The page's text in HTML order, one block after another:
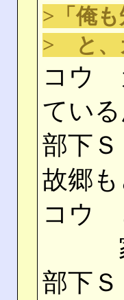
>「俺も
> と、
コウ
ている
部下
故郷
コウ
家
部下